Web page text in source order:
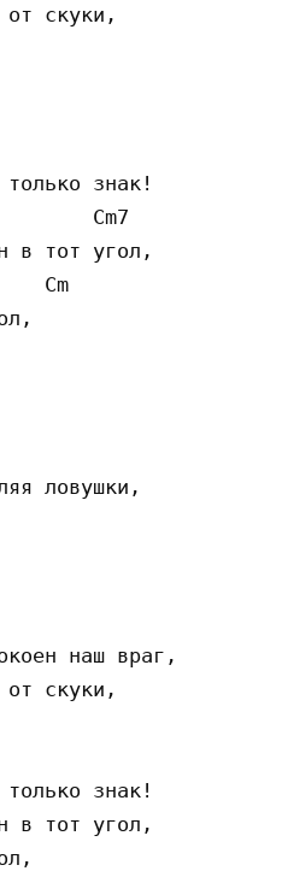
скуки,
знак!
Cm7
в тот угол,
Cm
ловушки,
наш враг,
скуки,
знак!
в тот угол,